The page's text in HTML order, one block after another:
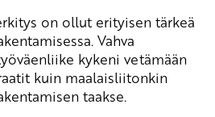
on ollut erityisen tärkeä
Vahva
kykeni vetämään
kuin maalaisliitonkin
taakse.